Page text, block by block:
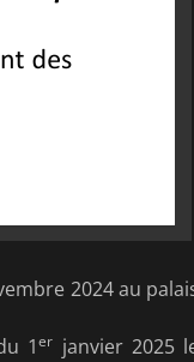
2024 au
1er janvier 2025